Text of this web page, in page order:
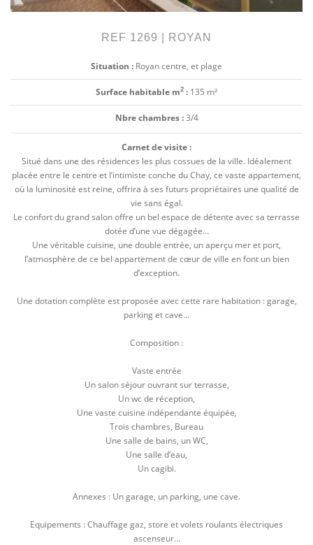
REF 1269 | ROYAN
Situation : Royan centre, et plage
Surface habitable m2 : 135 m²
Nbre chambres :3/4
Carnet de visite :
Situé dans une des résidences les plus cossues de la ville. Idéalement
placée entre le centre et l’intimiste conche du Chay, ce vaste appartement,
où la luminosité est reine, offrira à ses futurs propriétaires une qualité de
vie sans égal.
Le confort du grand salon offre un bel espace de détente avec sa terrasse
dotée d’une vue dégagée…
Une véritable cuisine, une double entrée, un aperçu mer et port,
l’atmosphère de ce bel appartement de cœur de ville en font un bien
d’exception.
Une dotation complète est proposée avec cette rare habitation : garage,
parking et cave…
Composition :
Vaste entrée
Un salon séjour ouvrant sur terrasse,
Un wc de réception,
Une vaste cuisine indépendante équipée,
Trois chambres, Bureau
Une salle de bains, un WC,
Une salle d’eau,
Un cagibi.
Annexes : Un garage, un parking, une cave.
Equipements : Chauffage gaz, store et volets roulants électriques
ascenseur…